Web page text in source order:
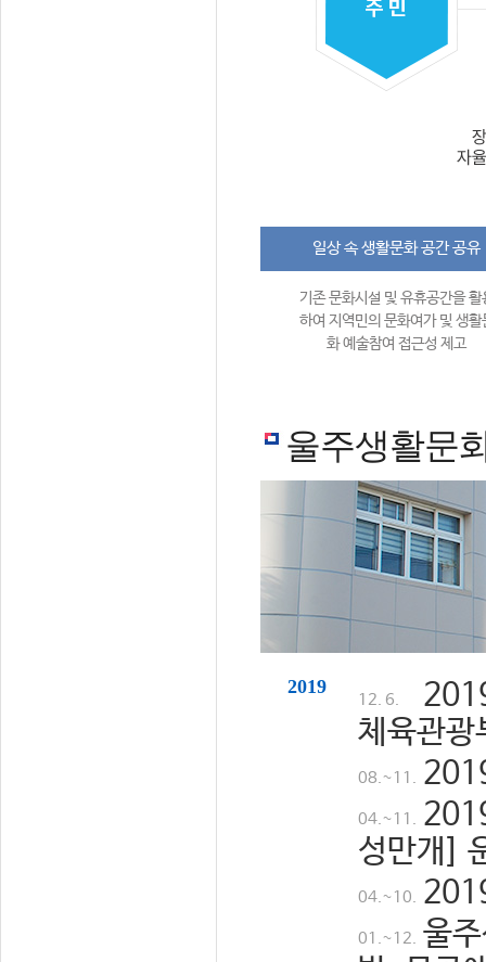
일상 속 생활문화 공간 공유
기존 문화시설 및 유휴공간을 활
하여 지역민의 문화여가 및 생활
화 예술참여 접근성 제고
울주생활문
2019
12. 6.
체육관광
08.~11.
04.~11.
성만개]
04.~10.
01.~12. 울